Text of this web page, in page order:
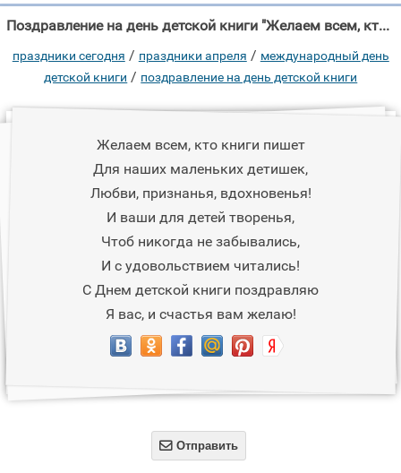
Поздравление на день детской книги "Желаем всем, кто книги пишет Для наших маленьких детишек, Любви, признанья,"
праздники сегодня / праздники апреля / международный день
детской книги / поздравление на день детской книги
Желаем всем, кто книги пишет
Для наших маленьких детишек,
Любви, признанья, вдохновенья!
И ваши для детей творенья,
Чтоб никогда не забывались,
И с удовольствием читались!
С Днем детской книги поздравляю
Я вас, и счастья вам желаю!
 Отправить